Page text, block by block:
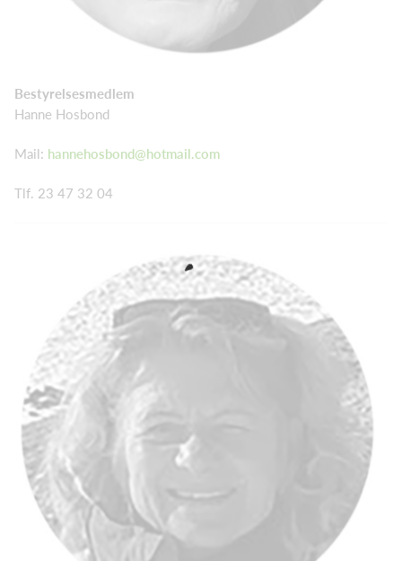
Bestyrelsesmedlem
Hanne Hosbond
Mail: hannehosbond@hotmail.com
Tlf. 23 47 32 04